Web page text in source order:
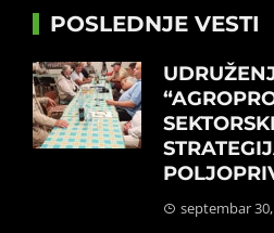
POSLEDNJE VESTI
septembar